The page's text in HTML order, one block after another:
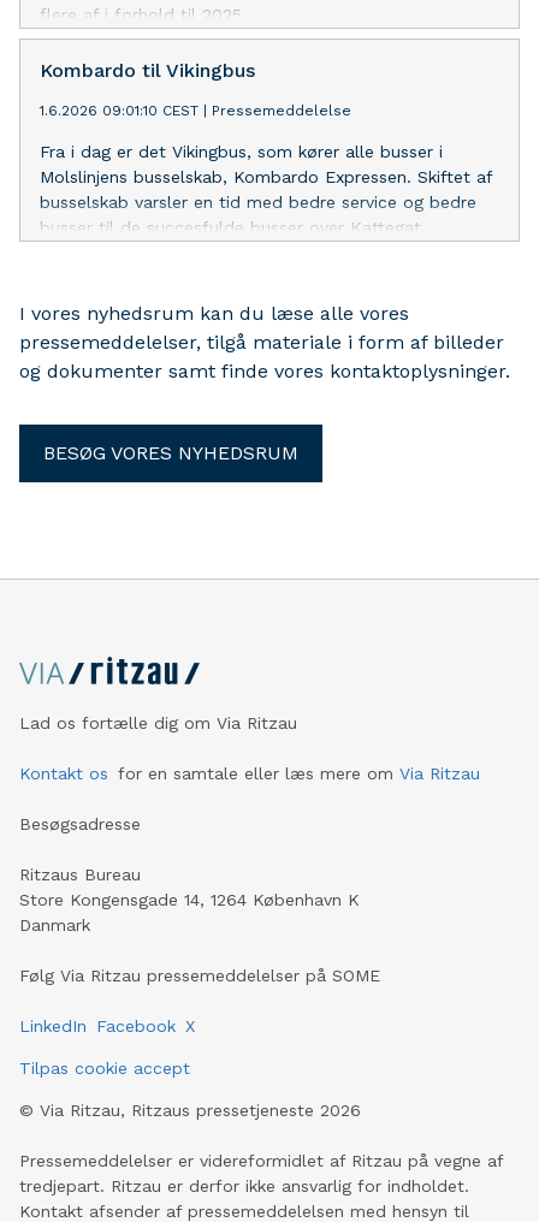
flere af i forhold til 2025.
Kombardo til Vikingbus
1.6.2026 09:01:10 CEST Pressemeddelelse
Fra i dag er det Vikingbus, som kører alle busser i
Molslinjens busselskab, Kombardo Expressen. Skiftet af
busselskab varsler en tid med bedre service og bedre
busser til de succesfulde busser over Kattegat.
I vores nyhedsrum kan du læse alle vores
pressemeddelelser, tilgå materiale i form af billeder
og dokumenter samt finde vores kontaktoplysninger.
BESØG VORES NYHEDSRUM
Lad os fortælle dig om Via Ritzau
Kontakt os for en samtale eller læs mere om Via Ritzau
Besøgsadresse
Ritzaus Bureau
Store Kongensgade 14, 1264 København K
Danmark
Følg Via Ritzau pressemeddelelser på SOME
LinkedIn Facebook X
Tilpas cookie accept
© Via Ritzau, Ritzaus pressetjeneste 2026
Pressemeddelelser er videreformidlet af Ritzau på vegne af
tredjepart. Ritzau er derfor ikke ansvarlig for indholdet.
Kontakt afsender af pressemeddelelsen med hensyn til